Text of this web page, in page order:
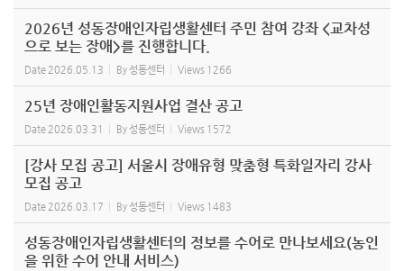
2026년 성동장애인자립생활센터 주민 참여 강좌 <교차성
으로 보는 장애>를 진행합니다.
Date 2026.05.13 By성동센터 Views 1266
25년 장애인활동지원사업 결산 공고
Date 2026.03.31 By성동센터 Views 1572
[강사 모집 공고] 서울시 장애유형 맞춤형 특화일자리 강사
모집 공고
Date 2026.03.17 By성동센터 Views 1483
성동장애인자립생활센터의 정보를 수어로 만나보세요(농인
을 위한 수어 안내 서비스)